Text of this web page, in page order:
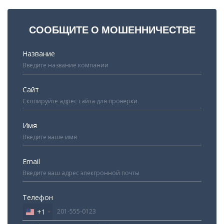
СООБЩИТЕ О МОШЕННИЧЕСТВЕ
Название
Сайт
Имя
Email
Телефон
United
+1